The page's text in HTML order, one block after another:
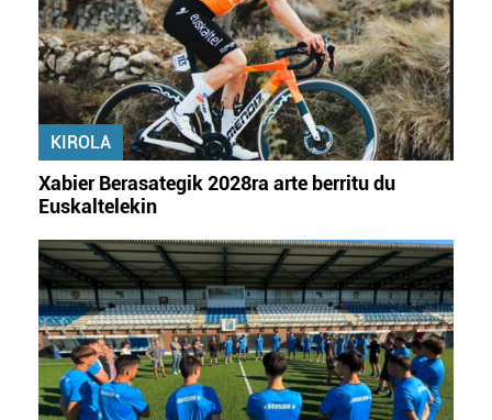
KIROLA
Xabier Berasategik 2028ra arte berritu du
Euskaltelekin